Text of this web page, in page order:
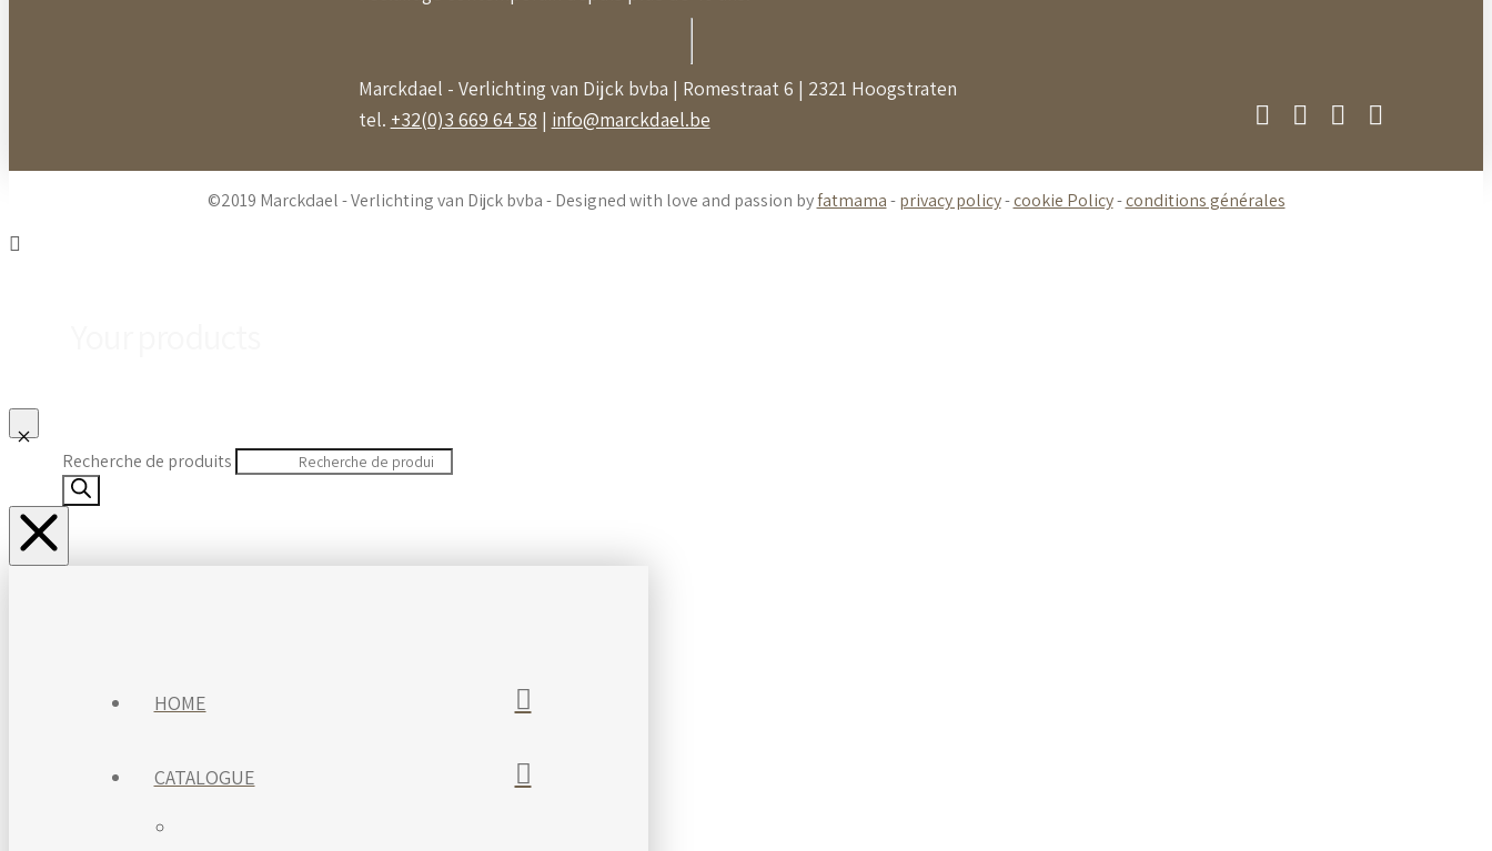
Marckdael - Verlichting van Dijck bvba | Romestraat 6 | 2321 Hoogstraten
tel. +32(0)3 669 64 58 | info@marckdael.be
©2019 Marckdael - Verlichting van Dijck bvba - Designed with love and passion byfatmama-privacy policy-cookie Policy-conditions générales
Recherche de produits
HOME
CATALOGUE